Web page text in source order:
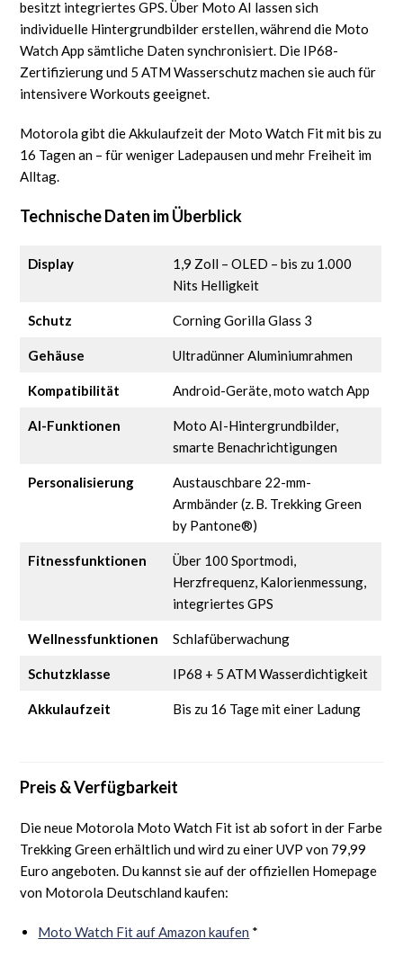
besitzt integriertes GPS. Über Moto AI lassen sich
individuelle Hintergrundbilder erstellen, während die Moto
Watch App sämtliche Daten synchronisiert. Die IP68-
Zertifizierung und 5 ATM Wasserschutz machen sie auch für
intensivere Workouts geeignet.
Motorola gibt die Akkulaufzeit der Moto Watch Fit mit bis zu
16 Tagen an – für weniger Ladepausen und mehr Freiheit im
Alltag.
Technische Daten im Überblick
Display
1,9 Zoll – OLED – bis zu 1.000
Nits Helligkeit
Schutz Corning Gorilla Glass 3
Gehäuse Ultradünner Aluminiumrahmen
Kompatibilität Android-Geräte, moto watch App
AI-Funktionen
Moto AI-Hintergrundbilder,
smarte Benachrichtigungen
Personalisierung
Austauschbare 22-mm-
Armbänder (z. B. Trekking Green
by Pantone®)
Fitnessfunktionen
Über 100 Sportmodi,
Herzfrequenz, Kalorienmessung,
integriertes GPS
Wellnessfunktionen Schlafüberwachung
Schutzklasse IP68 + 5 ATM Wasserdichtigkeit
Akkulaufzeit Bis zu 16 Tage mit einer Ladung
Preis & Verfügbarkeit
Die neue Motorola Moto Watch Fit ist ab sofort in der Farbe
Trekking Green erhältlich und wird zu einer UVP von 79,99
Euro angeboten. Du kannst sie auf der offiziellen Homepage
von Motorola Deutschland kaufen:
Moto Watch Fit auf Amazon kaufen *